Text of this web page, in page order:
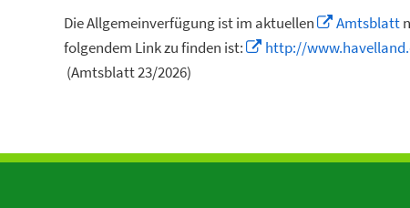
Die Allgemeinverfügung ist im aktuellen
Amtsblatt
folgendem Link zu finden ist:
http://
(Amtsblatt 23/2026)